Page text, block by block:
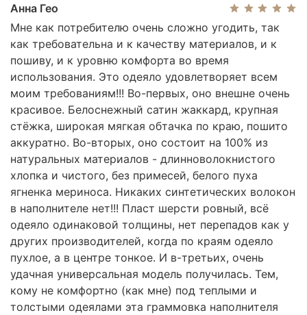
Анна Гео
Мне как потребителю очень сложно угодить, так
как требовательна и к качеству материалов, и к
пошиву, и к уровню комфорта во время
использования. Это одеяло удовлетворяет всем
моим требованиям!!! Во-первых, оно внешне очень
красивое. Белоснежный сатин жаккард, крупная
стёжка, широкая мягкая обтачка по краю, пошито
аккуратно. Во-вторых, оно состоит на 100% из
натуральных материалов - длинноволокнистого
хлопка и чистого, без примесей, белого пуха
ягненка мериноса. Никаких синтетических волокон
в наполнителе нет!!! Пласт шерсти ровный, всё
одеяло одинаковой толщины, нет перепадов как у
других производителей, когда по краям одеяло
пухлое, а в центре тонкое. И в-третьих, очень
удачная универсальная модель получилась. Тем,
кому не комфортно (как мне) под теплыми и
толстыми одеялами эта граммовка наполнителя